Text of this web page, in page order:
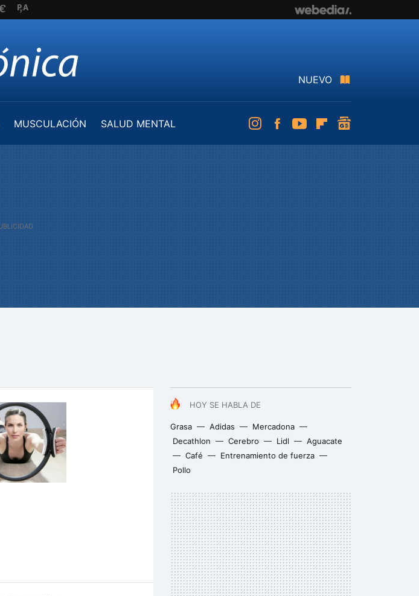
NUEVO
MUSCULACIÓN
SALUD MENTAL
InstagramFacebookYoutubeFlipboard
HOY SE HABLA DE
Grasa Adidas
Mercadona
Decathlon
Cerebro Lidl
Aguacate
Café
Entrenamiento de fuerza
Pollo